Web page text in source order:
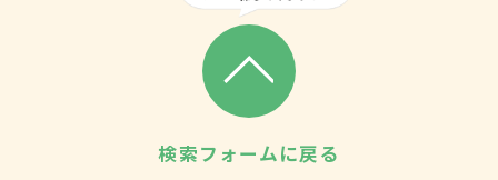
検索フォームに戻る